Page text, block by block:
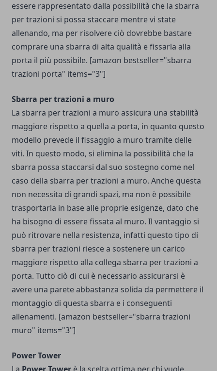
essere rappresentato dalla possibilità che la sbarra
per trazioni si possa staccare mentre vi state
allenando, ma per risolvere ciò dovrebbe bastare
comprare una sbarra di alta qualità e fissarla alla
porta il più possibile. [amazon bestseller="sbarra
trazioni porta" items="3"]
Sbarra per trazioni a muro
La sbarra per trazioni a muro assicura una stabilità
maggiore rispetto a quella a porta, in quanto questo
modello prevede il fissaggio a muro tramite delle
viti. In questo modo, si elimina la possibilità che la
sbarra possa staccarsi dal suo sostegno come nel
caso della sbarra per trazioni a muro. Anche questa
non necessita di grandi spazi, ma non è possibile
trasportarla in base alle proprie esigenze, dato che
ha bisogno di essere fissata al muro. Il vantaggio si
può ritrovare nella resistenza, infatti questo tipo di
sbarra per trazioni riesce a sostenere un carico
maggiore rispetto alla collega sbarra per trazioni a
porta. Tutto ciò di cui è necessario assicurarsi è
avere una parete abbastanza solida da permettere il
montaggio di questa sbarra e i conseguenti
allenamenti. [amazon bestseller="sbarra trazioni
muro" items="3"]
Power Tower